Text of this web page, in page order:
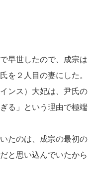
早世したので、成宗は
を２人目の妻にした。
ンス）大妃は、尹氏の
る」という理由で極端
たのは、成宗の最初の
と思い込んでいたから